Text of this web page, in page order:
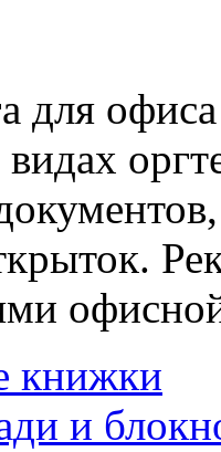
для
видах
книжки
и